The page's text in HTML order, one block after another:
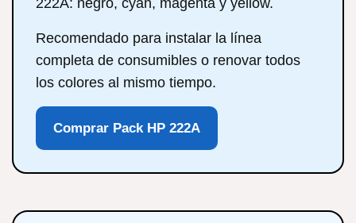
222A: negro, cyan, magenta y yellow.
Recomendado para instalar la línea
completa de consumibles o renovar todos
los colores al mismo tiempo.
Comprar Pack HP 222A